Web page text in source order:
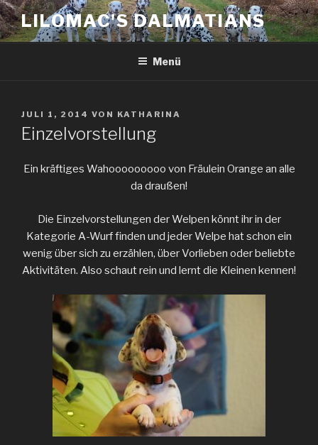
Zum
Inhalt
springen
LILOMAC'S DALMATIANS
Menü
VERÖFFENTLICHT
AM
JULI 1, 2014 VON KATHARINA
Einzelvorstellung
Ein kräftiges Wahooooooooo von Fräulein Orange an alle
da draußen!
Die Einzelvorstellungen der Welpen könnt ihr in der
Kategorie A-Wurf finden und jeder Welpe hat schon ein
wenig über sich zu erzählen, über Vorlieben oder beliebte
Aktivitäten. Also schaut rein und lernt die Kleinen kennen!